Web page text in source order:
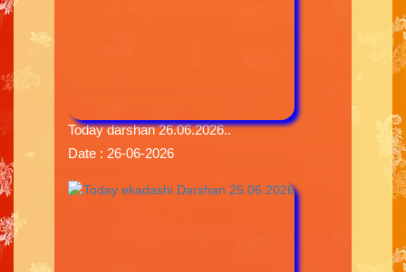
Today darshan 26.06.2026..
Date : 26-06-2026